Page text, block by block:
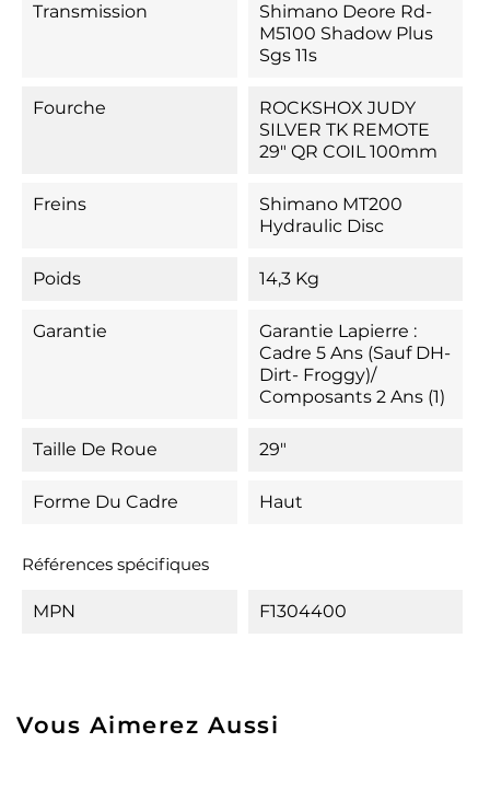
Transmission
Shimano Deore Rd-
M5100 Shadow Plus
Sgs 11s
Fourche
ROCKSHOX JUDY
SILVER TK REMOTE
29" QR COIL 100mm
Freins
Shimano MT200
Hydraulic Disc
Poids 14,3 Kg
Garantie
Garantie Lapierre :
Cadre 5 Ans (Sauf DH-
Dirt- Froggy)/
Composants 2 Ans (1)
Taille De Roue 29"
Forme Du Cadre Haut
Références spécifiques
MPN F1304400
Vous Aimerez Aussi